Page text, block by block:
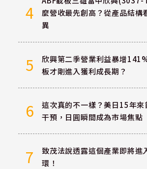
4
麼營收最先創高？從產品結構
異
5
欣興第二季營業利益暴增
板才剛進入獲利成長期？
6
這次真的不一樣？美日15年來
干預，日圓瞬間成為市場焦點
7
致茂法說透露這個產業即將進
環！